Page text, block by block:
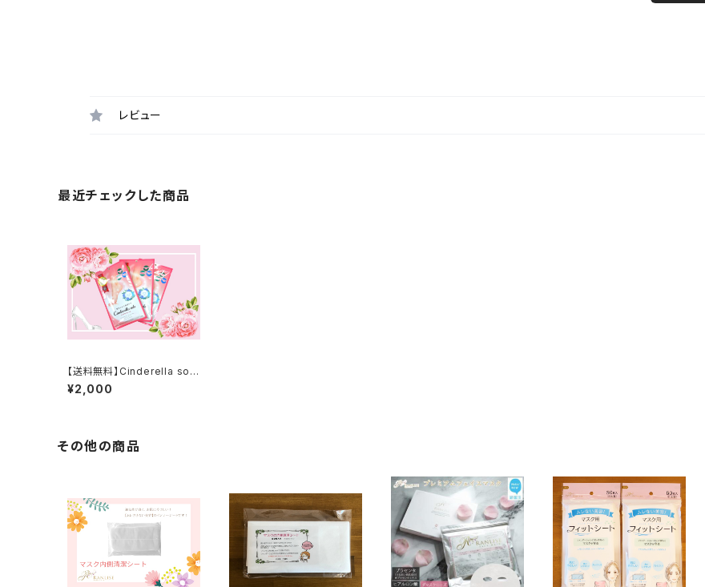
レビュー
最近チェックした商品
【送料無料】Cinderella sole
シンデレラソール（２枚入）×３
パック
¥2,000
その他の商品